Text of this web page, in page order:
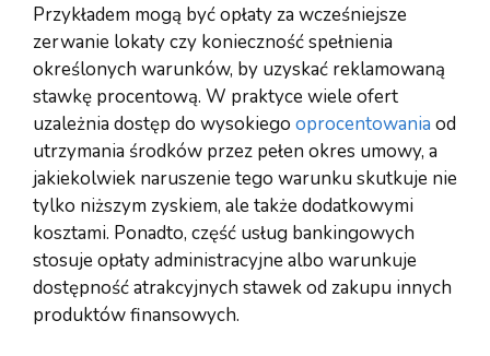
Przykładem mogą być opłaty za wcześniejsze
zerwanie lokaty czy konieczność spełnienia
określonych warunków, by uzyskać reklamowaną
stawkę procentową. W praktyce wiele ofert
uzależnia dostęp do wysokiego oprocentowania od
utrzymania środków przez pełen okres umowy, a
jakiekolwiek naruszenie tego warunku skutkuje nie
tylko niższym zyskiem, ale także dodatkowymi
kosztami. Ponadto, część usług bankingowych
stosuje opłaty administracyjne albo warunkuje
dostępność atrakcyjnych stawek od zakupu innych
produktów finansowych.